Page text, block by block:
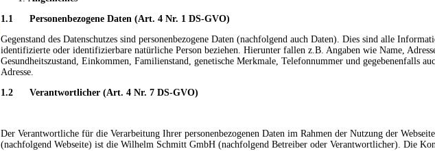
1.1 Personenbezogene Daten (Art. 4 Nr. 1 DS-GVO)
Gegenstand des Datenschutzes sind personenbezogene Daten (nachfolgend auch Daten). Dies sind alle
identifizierte oder identifizierbare natürliche Person beziehen. Hierunter fallen z.B. Angaben wie Name,
Gesundheitszustand, Einkommen, Familienstand, genetische Merkmale, Telefonnummer und gegebenenfalls
Adresse.
1.2 Verantwortlicher (Art. 4 Nr. 7 DS-GVO)
Der Verantwortliche für die Verarbeitung Ihrer personenbezogenen Daten im Rahmen der Nutzung der
(nachfolgend Webseite) ist die Wilhelm Schmitt GmbH (nachfolgend Betreiber oder Verantwortlicher). Die